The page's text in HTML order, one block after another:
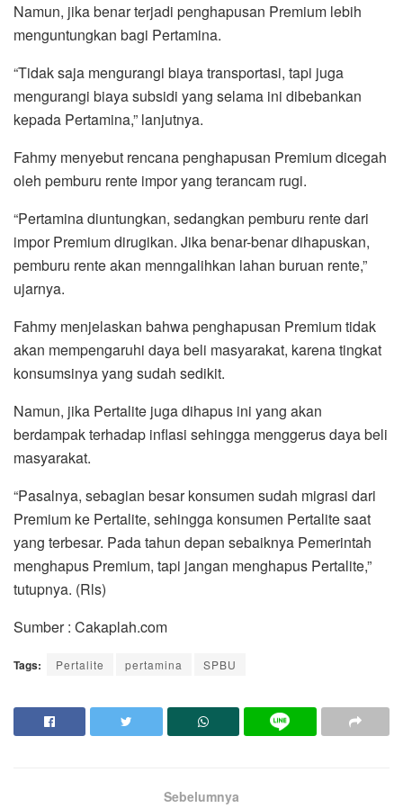
Namun, jika benar terjadi penghapusan Premium lebih
menguntungkan bagi Pertamina.
“Tidak saja mengurangi biaya transportasi, tapi juga
mengurangi biaya subsidi yang selama ini dibebankan
kepada Pertamina,” lanjutnya.
Fahmy menyebut rencana penghapusan Premium dicegah
oleh pemburu rente impor yang terancam rugi.
“Pertamina diuntungkan, sedangkan pemburu rente dari
impor Premium dirugikan. Jika benar-benar dihapuskan,
pemburu rente akan menngalihkan lahan buruan rente,”
ujarnya.
Fahmy menjelaskan bahwa penghapusan Premium tidak
akan mempengaruhi daya beli masyarakat, karena tingkat
konsumsinya yang sudah sedikit.
Namun, jika Pertalite juga dihapus ini yang akan
berdampak terhadap inflasi sehingga menggerus daya beli
masyarakat.
“Pasalnya, sebagian besar konsumen sudah migrasi dari
Premium ke Pertalite, sehingga konsumen Pertalite saat
yang terbesar. Pada tahun depan sebaiknya Pemerintah
menghapus Premium, tapi jangan menghapus Pertalite,”
tutupnya. (Rls)
Sumber : Cakaplah.com
Tags: Pertalite pertamina SPBU
Sebelumnya